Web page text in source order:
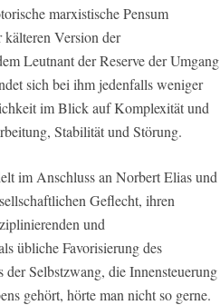
marxistische Pensum
Version der
Leutnant der Reserve der Umgang
sich bei ihm jedenfalls weniger
im Blick auf Komplexität und
Stabilität und Störung.
im Anschluss an Norbert Elias und
Geflecht, ihren
und
übliche Favorisierung des
Selbstzwang, die Innensteuerung
gehört, hörte man nicht so gerne.